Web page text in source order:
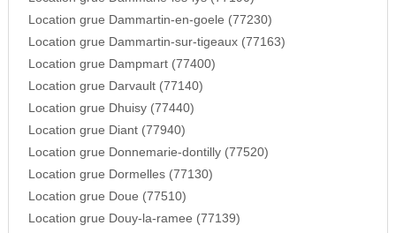
Location grue Dammartin-en-goele (77230)
Location grue Dammartin-sur-tigeaux (77163)
Location grue Dampmart (77400)
Location grue Darvault (77140)
Location grue Dhuisy (77440)
Location grue Diant (77940)
Location grue Donnemarie-dontilly (77520)
Location grue Dormelles (77130)
Location grue Doue (77510)
Location grue Douy-la-ramee (77139)